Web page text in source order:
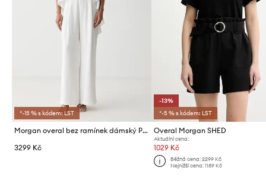
*-15 % s kódem: LST
Morgan overal bez ramínek dámský PAKITA
3299 Kč
-13%
*-5 % s kódem: LST
Overal Morgan SHED
Aktuální cena:
1029 Kč
Běžná cena: 2299 Kč
Nejnižší cena: 1189 Kč